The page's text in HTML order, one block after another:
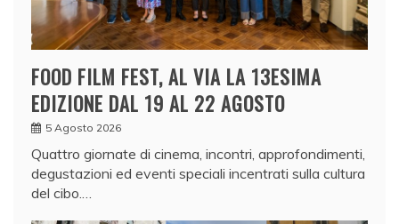
FOOD FILM FEST, AL VIA LA 13ESIMA
EDIZIONE DAL 19 AL 22 AGOSTO
5 Agosto 2026
Quattro giornate di cinema, incontri, approfondimenti,
degustazioni ed eventi speciali incentrati sulla cultura
del cibo.…